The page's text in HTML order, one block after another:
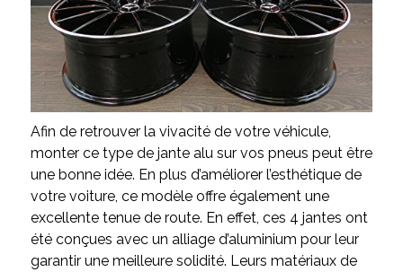
Afin de retrouver la vivacité de votre véhicule,
monter ce type de jante alu sur vos pneus peut être
une bonne idée. En plus d’améliorer l’esthétique de
votre voiture, ce modèle offre également une
excellente tenue de route. En effet, ces 4 jantes ont
été conçues avec un alliage d’aluminium pour leur
garantir une meilleure solidité. Leurs matériaux de